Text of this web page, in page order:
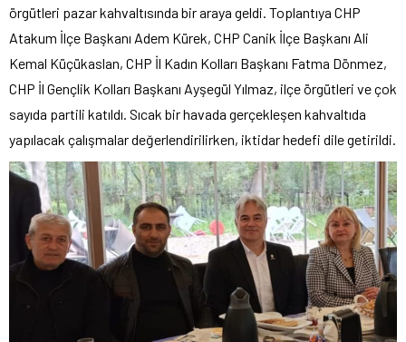
örgütleri pazar kahvaltısında bir araya geldi. Toplantıya CHP
Atakum İlçe Başkanı Adem Kürek, CHP Canik İlçe Başkanı Ali
Kemal Küçükaslan, CHP İl Kadın Kolları Başkanı Fatma Dönmez,
CHP İl Gençlik Kolları Başkanı Ayşegül Yılmaz, ilçe örgütleri ve çok
sayıda partili katıldı. Sıcak bir havada gerçekleşen kahvaltıda
yapılacak çalışmalar değerlendirilirken, iktidar hedefi dile getirildi.